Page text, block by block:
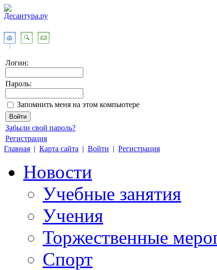
Логин:
Пароль:
Запомнить меня на этом компьютере
Забыли свой пароль?
Регистрация
Главная | Карта сайта | Войти | Регистрация
Новости
Учебные занятия
Учения
Торжественные
Спорт